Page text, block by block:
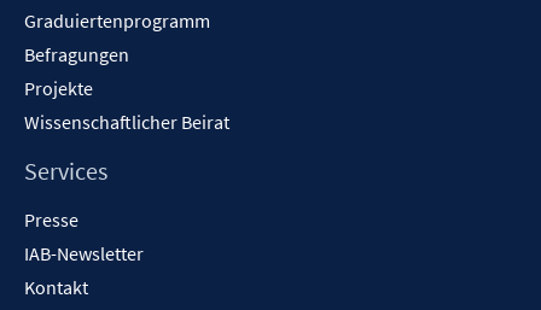
Graduiertenprogramm
Befragungen
Projekte
Wissenschaftlicher Beirat
Services
Presse
IAB-Newsletter
Kontakt